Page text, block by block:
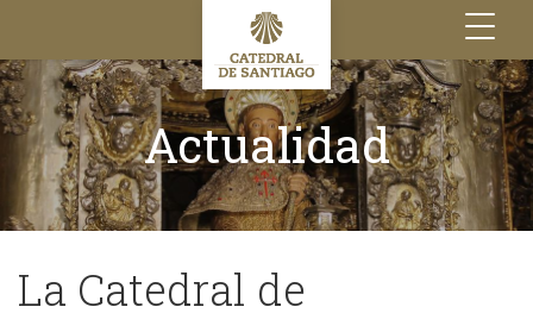
Toggle
navigation
Actualidad
La Catedral de